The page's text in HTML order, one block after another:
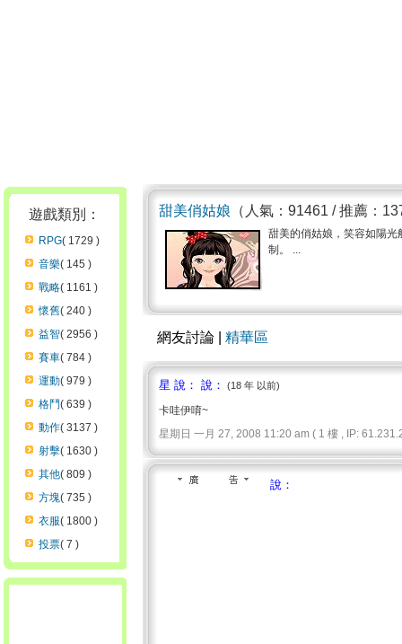
遊戲類別：
RPG( 1729 )
音樂( 145 )
戰略( 1161 )
懷舊( 240 )
益智( 2956 )
賽車( 784 )
運動( 979 )
格鬥( 639 )
動作( 3137 )
射擊( 1630 )
其他( 809 )
方塊( 735 )
衣服( 1800 )
投票( 7 )
甜美俏姑娘 （人氣：91461 / 推薦：
甜美的俏姑娘，笑容如陽
制。 ...
網友討論 | 精華區
星 說： 說： (18 年 以前)
卡哇伊唷~
星期日 一月 27, 2008 11:20 am ( 1 樓 , IP:
說：